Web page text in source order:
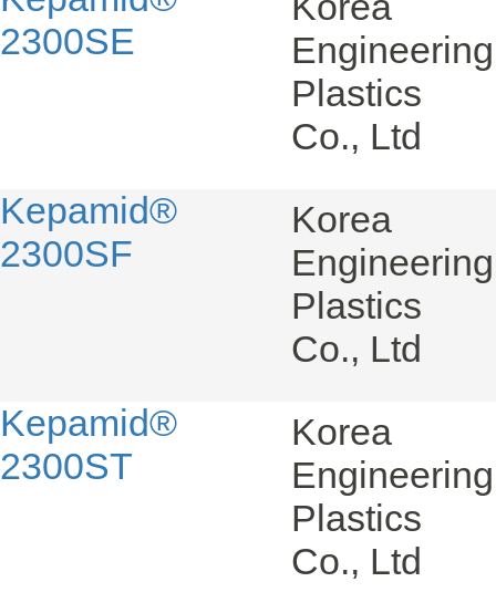
2300SE
Engineering
Plastics
Co., Ltd
Kepamid®
2300SF
Korea
Engineering
Plastics
Co., Ltd
Kepamid®
2300ST
Korea
Engineering
Plastics
Co., Ltd